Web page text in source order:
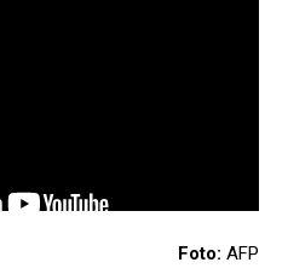
Foto: AFP